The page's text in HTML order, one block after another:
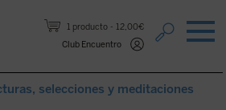
1 producto
12,00€
Club Encuentro
selecciones y meditaciones